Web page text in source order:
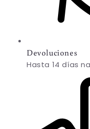
Devoluciones
Hasta 14 días